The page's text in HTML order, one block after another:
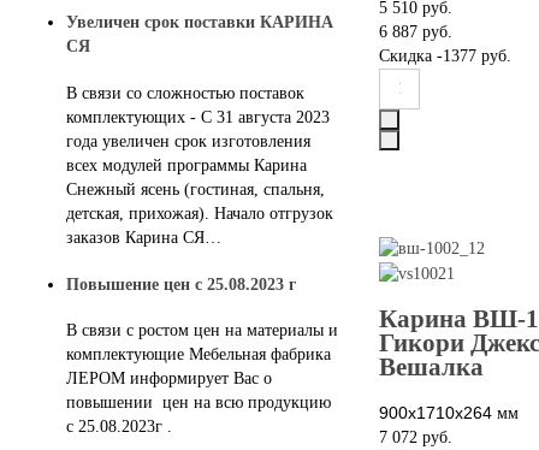
5 510 руб.
6 887 руб.
Скидка -1377 руб.
Карина ВШ-
Гикори
Вешалка
900х1710х264 мм
7 072 руб.
Увеличен срок поставки КАРИНА
СЯ
В связи со сложностью поставок
комплектующих - С 31 августа 2023
года увеличен срок изготовления
всех модулей программы Карина
Снежный ясень (гостиная, спальня,
детская, прихожая). Начало отгрузок
заказов Карина СЯ…
Повышение цен с 25.08.2023 г
В связи с ростом цен на материалы и
комплектующие Мебельная фабрика
ЛЕРОМ информирует Вас о
повышении цен на всю продукцию
с 25.08.2023г .